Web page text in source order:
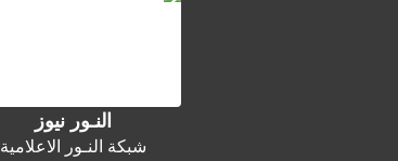
النـور نيوز
شبكة النـور الاعلامية